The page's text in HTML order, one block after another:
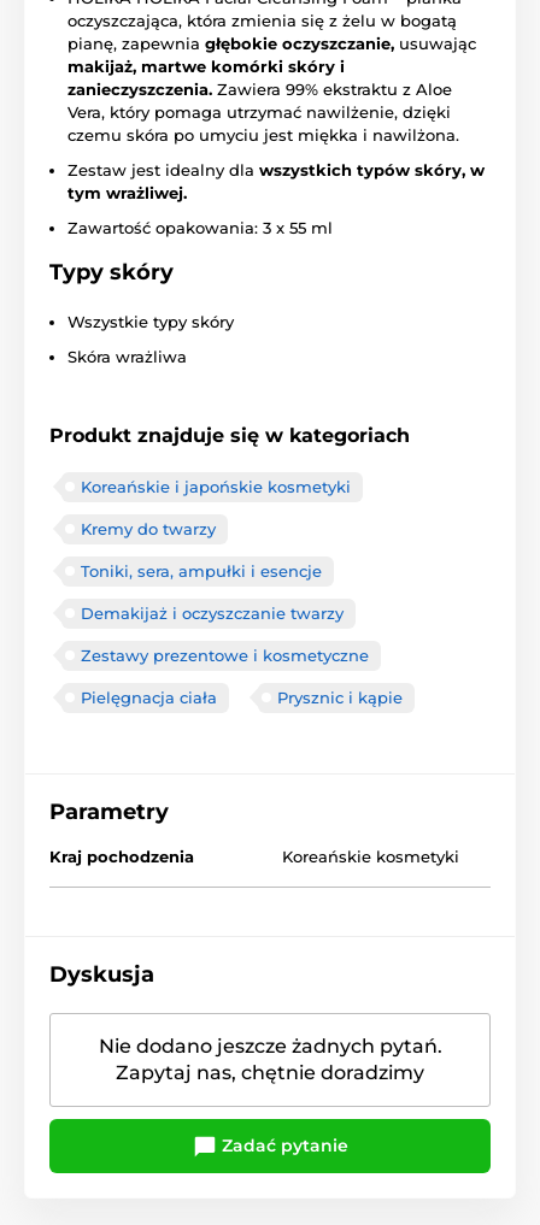
oczyszczająca, która zmienia się z żelu w bogatą
pianę, zapewnia głębokie oczyszczanie, usuwając
makijaż, martwe komórki skóry i
zanieczyszczenia. Zawiera 99% ekstraktu z Aloe
Vera, który pomaga utrzymać nawilżenie, dzięki
czemu skóra po umyciu jest miękka i nawilżona.
Zestaw jest idealny dla wszystkich typów skóry, w
tym wrażliwej.
Zawartość opakowania: 3 x 55 ml
Typy skóry
Wszystkie typy skóry
Skóra wrażliwa
Produkt znajduje się w kategoriach
Koreańskie i japońskie kosmetyki
Kremy do twarzy
Toniki, sera, ampułki i esencje
Demakijaż i oczyszczanie twarzy
Zestawy prezentowe i kosmetyczne
Pielęgnacja ciała Prysznic i kąpie
Parametry
Kraj pochodzenia Koreańskie kosmetyki
Dyskusja
Nie dodano jeszcze żadnych pytań.
Zapytaj nas, chętnie doradzimy
Zadać pytanie